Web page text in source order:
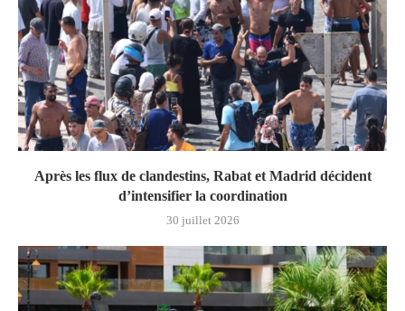
Après les flux de clandestins, Rabat et Madrid décident
d’intensifier la coordination
30 juillet 2026